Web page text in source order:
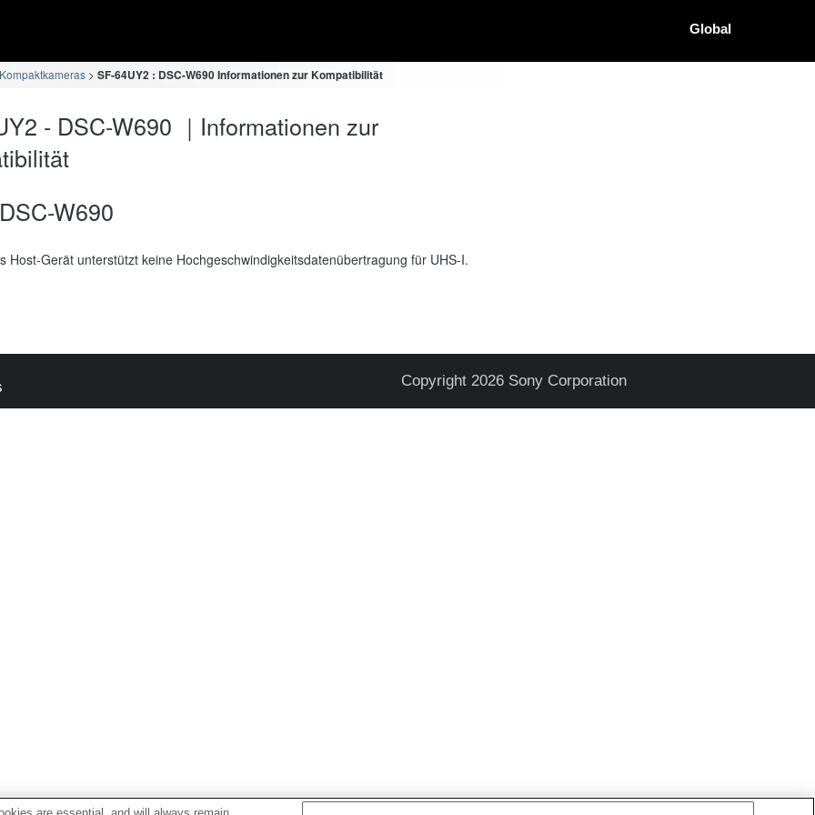
Global
SF-64UY2 : DSC-W690 Informationen zur Kompatibilität
- DSC-W690 ｜Informationen zur
DSC-W690
Host-Gerät unterstützt keine Hochgeschwindigkeitsdatenübertragung für UHS-I.
Copyright 2026 Sony Corporation